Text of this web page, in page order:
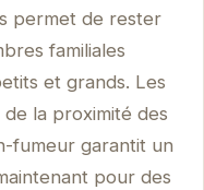
permet de rester
familiales
et grands. Les
la proximité des
fumeur garantit un
pour des